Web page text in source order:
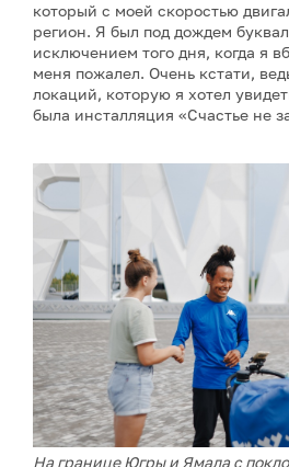
который с моей скоростью
регион. Я был под дождем
исключением того дня, когда я
меня пожалел. Очень кстати,
локаций, которую я хотел
была инсталляция «Счастье не
На границе Югры и Ямала с